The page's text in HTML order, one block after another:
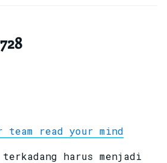
team read your mind
terkadang harus menjadi